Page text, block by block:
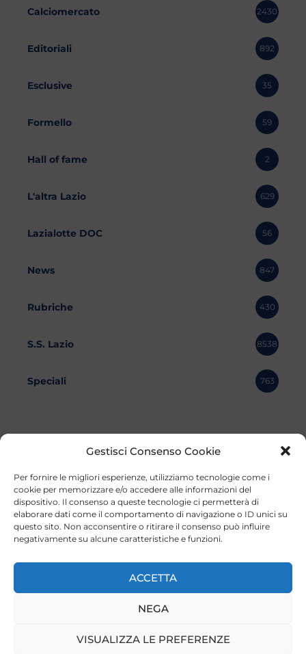
Gestisci Consenso Cookie
Per fornire le migliori esperienze, utilizziamo tecnologie come i
cookie per memorizzare e/o accedere alle informazioni del
dispositivo. Il consenso a queste tecnologie ci permetterà di
elaborare dati come il comportamento di navigazione o ID unici su
questo sito. Non acconsentire o ritirare il consenso può influire
negativamente su alcune caratteristiche e funzioni.
ACCETTA
NEGA
VISUALIZZA LE PREFERENZE
Calciomercato 2430
Editoriali 892
Esclusive 35
Formello 59
Hall of fame 2
L'altra Lazio 629
Lazialotte DOC 56
News 847
Rubriche 430
S.S. Lazio 8538
Speciali 763
©2023 Tutti i diritti riservatiLazio Live TV